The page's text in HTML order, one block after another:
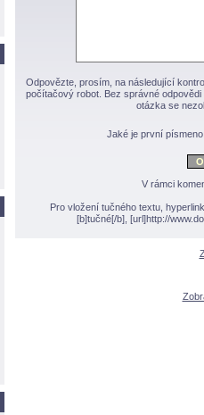
Odpovězte, prosím, na následující
počítačový robot. Bez správné
otázka se
Jaké je první
V rámci
Pro vložení tučného textu,
[b]tučné[/b], [url]http://